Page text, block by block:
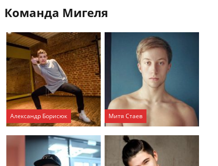
Команда Мигеля
Александр Борисюк Митя Стаев